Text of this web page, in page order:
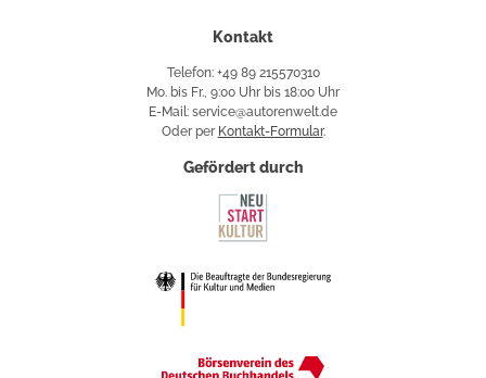
Kontakt
Telefon: +49 89 215570310
Mo. bis Fr., 9:00 Uhr bis 18:00 Uhr
E-Mail: service@autorenwelt.de
Oder per Kontakt-Formular.
Gefördert durch